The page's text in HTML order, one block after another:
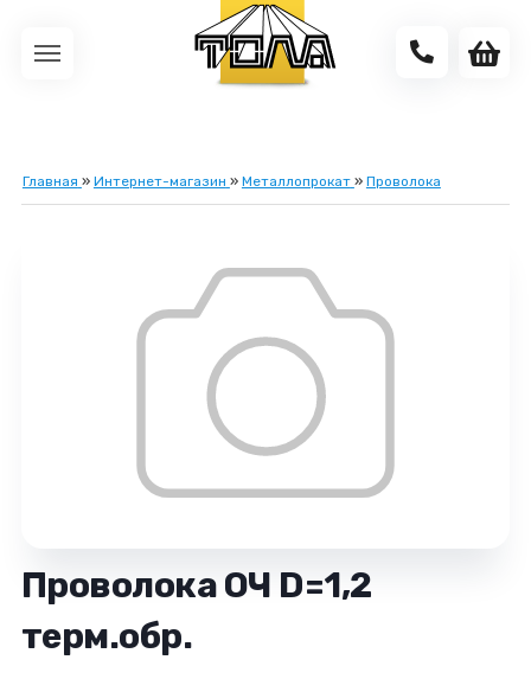
Главная » Интернет-магазин » Металлопрокат » Проволока
Проволока ОЧ D=1,2
терм.обр.